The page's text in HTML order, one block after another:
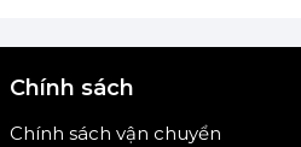
cho gia đình
Chính sách
Chính sách vận chuyển